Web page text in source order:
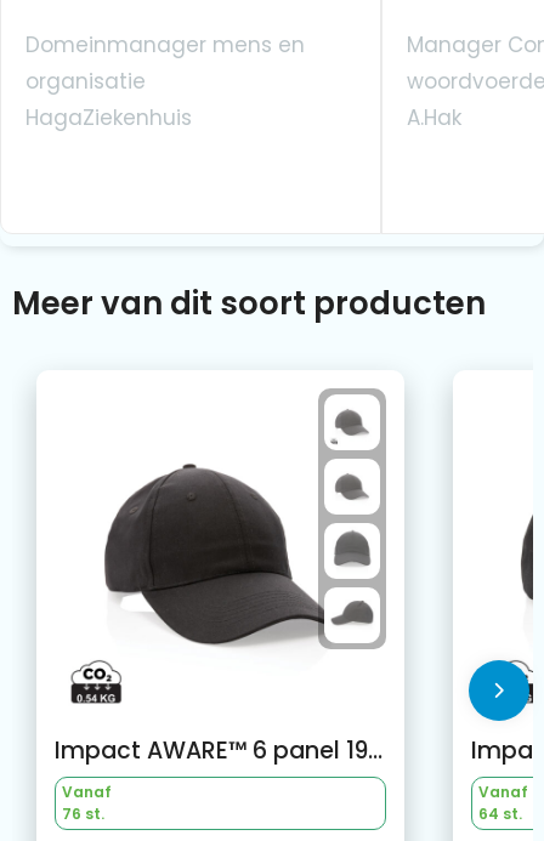
Domeinmanager mens en
organisatie
HagaZiekenhuis
Manager
A.Hak
Meer van dit soort producten
Impact AWARE™ 6 panel 190gr gerecycled katoenen cap
Vanaf
76 st.
Vanaf
64 st.